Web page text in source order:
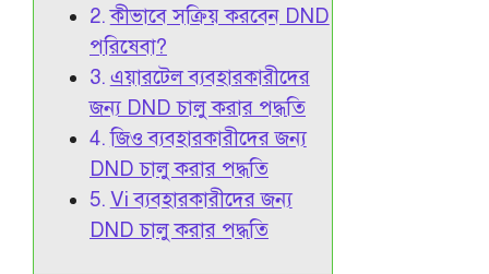
কীভাবে সক্রিয় করবেন DND
পরিষেবা?
এয়ারটেল ব্যবহারকারীদের
জন্য DND চালু করার পদ্ধতি
জিও ব্যবহারকারীদের জন্য
DND চালু করার পদ্ধতি
Vi ব্যবহারকারীদের জন্য
DND চালু করার পদ্ধতি